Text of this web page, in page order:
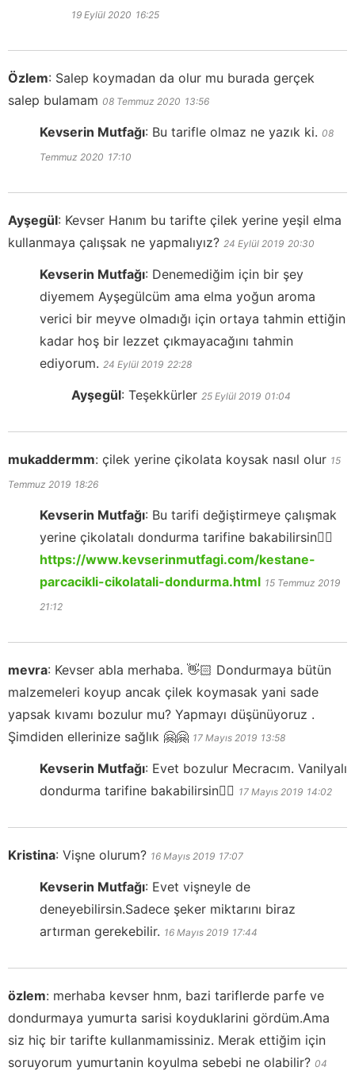
19 Eylül 2020 16:25
Özlem: Salep koymadan da olur mu burada gerçek
salep bulamam 08 Temmuz 2020 13:56
Kevserin Mutfağı: Bu tarifle olmaz ne yazık ki. 08
Temmuz 2020 17:10
Ayşegül: Kevser Hanım bu tarifte çilek yerine yeşil elma
kullanmaya çalışsak ne yapmalıyız? 24 Eylül 2019 20:30
Kevserin Mutfağı: Denemediğim için bir şey
diyemem Ayşegülcüm ama elma yoğun aroma
verici bir meyve olmadığı için ortaya tahmin ettiğin
kadar hoş bir lezzet çıkmayacağını tahmin
ediyorum. 24 Eylül 2019 22:28
Ayşegül: Teşekkürler 25 Eylül 2019 01:04
mukaddermm: çilek yerine çikolata koysak nasıl olur 15
Temmuz 2019 18:26
Kevserin Mutfağı: Bu tarifi değiştirmeye çalışmak
yerine çikolatalı dondurma tarifine bakabilirsin👍🏻
https://www.kevserinmutfagi.com/kestane-
parcacikli-cikolatali-dondurma.html 15 Temmuz 2019
21:12
mevra: Kevser abla merhaba. 👋🏻 Dondurmaya bütün
malzemeleri koyup ancak çilek koymasak yani sade
yapsak kıvamı bozulur mu? Yapmayı düşünüyoruz .
Şimdiden ellerinize sağlık 🤗🤗 17 Mayıs 2019 13:58
Kevserin Mutfağı: Evet bozulur Mecracım. Vanilyalı
dondurma tarifine bakabilirsin👍🏻 17 Mayıs 2019 14:02
Kristina: Vişne olurum? 16 Mayıs 2019 17:07
Kevserin Mutfağı: Evet vişneyle de
deneyebilirsin.Sadece şeker miktarını biraz
artırman gerekebilir. 16 Mayıs 2019 17:44
özlem: merhaba kevser hnm, bazi tariflerde parfe ve
dondurmaya yumurta sarisi koyduklarini gördüm.Ama
siz hiç bir tarifte kullanmamissiniz. Merak ettiğim için
soruyorum yumurtanin koyulma sebebi ne olabilir? 04